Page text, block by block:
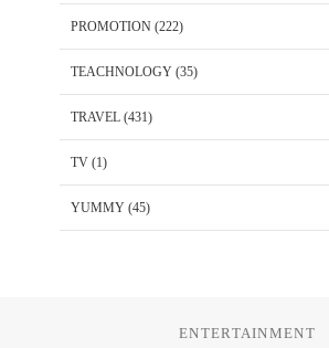
PROMOTION (222)
TEACHNOLOGY (35)
TRAVEL (431)
TV (1)
YUMMY (45)
ENTERTAINMENT